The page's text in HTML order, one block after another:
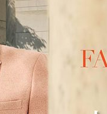
SKECHERS
SKECHERS成立
美國第二、全球
球超過170...
Tel : 07-241-4219